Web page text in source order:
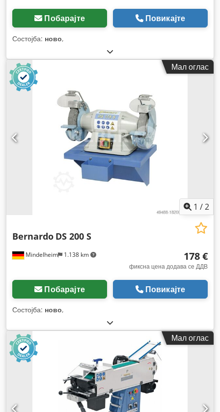
Побарајте Повикајте
Состојба: ново,
Мал оглас
1 /2
Mindelheim 1.138 km
Bernardo DS 200 S
178 €
фиксна цена додава се ДДВ
Побарајте Повикајте
Состојба: ново,
Мал оглас